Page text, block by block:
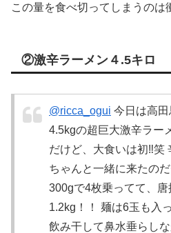
この量を食べ切ってしまうのは
②激辛ラーメン４.5キロ
@ricca_ogui 今日は高
4.5kgの超巨大激辛ラー
だけど、大食いは初‼️笑
ちゃんと一緒に来たの
300gで4枚乗ってて、
1.2kg！！ 麺は6玉も入
飲み干して鼻水垂らし